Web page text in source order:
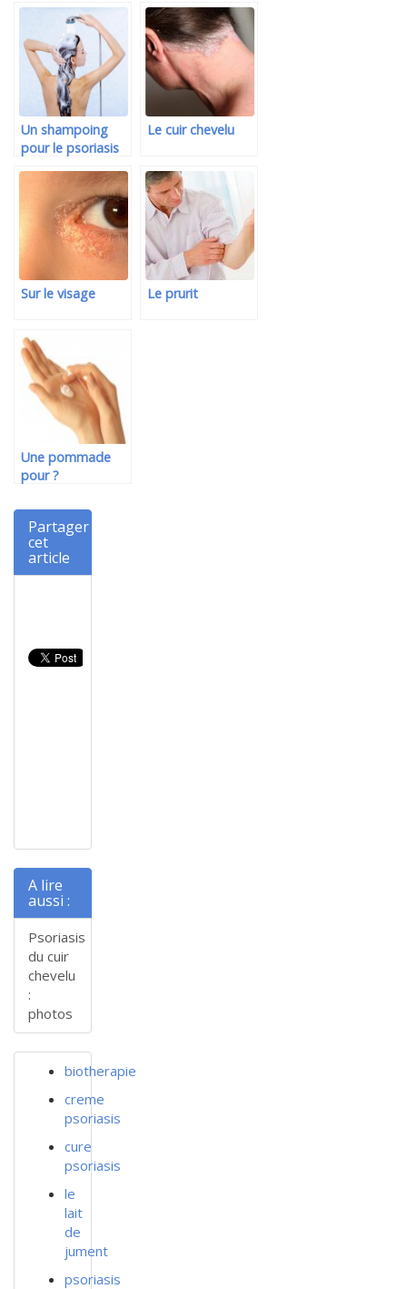
Un shampoing
pour le psoriasis
Le cuir chevelu
Sur le visage Le prurit
Une pommade
pour ?
Partager
cet
article
A lire
aussi :
Psoriasis
du cuir
chevelu
:
photos
biotherapie
creme
psoriasis
cure
psoriasis
le
lait
de
jument
psoriasis